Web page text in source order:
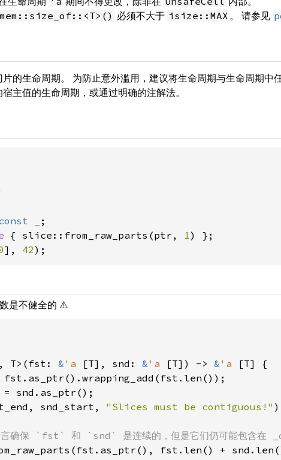
必须不大于 isize::MAX 。 请参见
的生命周期。 为防止意外滥用，建议将生命周期与生命周期中
主值的生命周期，或通过明确的注解法。
{ slice::from_raw_parts(ptr, 1
], 42);
是不健全的 ⚠️
, T>(fst: & 'a [T], snd: & 'a [T]) -> & 'a
[T] {
fst.as_ptr().wrapping_add(fst.len());
= snd.as_ptr();
snd_start, "Slices must be contiguous!"
确保 `fst` 和 `snd` 是连续的，但是它们仍可能包含在
fst.len() +